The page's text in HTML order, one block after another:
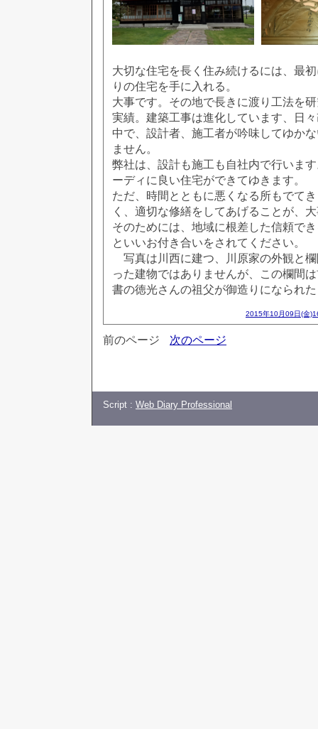
大切な住宅を長く住み続けるには、最
りの住宅を手に入れる。
大事です。その地で長きに渡り工法を
実績。建築工事は進化しています、日
中で、設計者、施工者が吟味してゆか
ません。
弊社は、設計も施工も自社内で行いま
ーディに良い住宅ができてゆきます。
ただ、時間とともに悪くなる所もでて
く、適切な修繕をしてあげることが、
そのためには、地域に根差した信頼で
といいお付き合いをされてください。
写真は川西に建つ、川原家の外観と
った建物ではありませんが、この欄間
書の徳光さんの祖父が御造りになられ
2015年10月09日(金
前のページ 次のページ
Script : Web Diary Professional